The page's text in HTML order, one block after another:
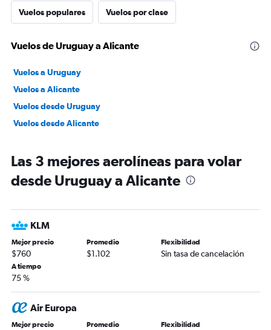
Vuelos populares Vuelos por clase
Vuelos de Uruguay a Alicante
Vuelos a Uruguay
Vuelos a Alicante
Vuelos desde Uruguay
Vuelos desde Alicante
Las 3 mejores aerolíneas para volar
desde Uruguay a Alicante
KLM
Mejor precio
$760
Promedio
$1.102
Flexibilidad
Sin tasa de cancelación
A tiempo
75 %
Air Europa
Mejor precio Promedio Flexibilidad